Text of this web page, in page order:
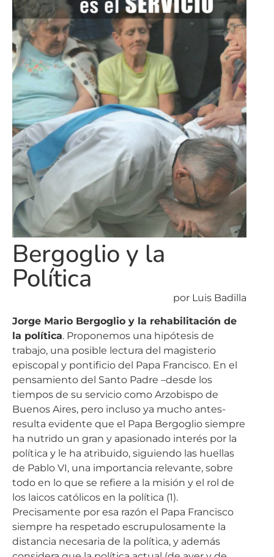
Bergoglio y la
Política
por Luis Badilla
Jorge Mario Bergoglio y la rehabilitación de
la política. Proponemos una hipótesis de
trabajo, una posible lectura del magisterio
episcopal y pontificio del Papa Francisco. En el
pensamiento del Santo Padre –desde los
tiempos de su servicio como Arzobispo de
Buenos Aires, pero incluso ya mucho antes-
resulta evidente que el Papa Bergoglio siempre
ha nutrido un gran y apasionado interés por la
política y le ha atribuido, siguiendo las huellas
de Pablo VI, una importancia relevante, sobre
todo en lo que se refiere a la misión y el rol de
los laicos católicos en la política (1).
Precisamente por esa razón el Papa Francisco
siempre ha respetado escrupulosamente la
distancia necesaria de la política, y además